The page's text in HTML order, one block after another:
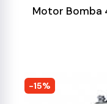
Motor Bomba
-15%